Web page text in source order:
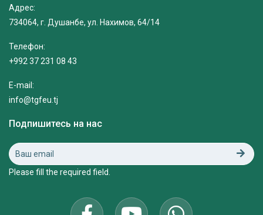
Адрес:
734064, г. Душанбе, ул. Нахимов, 64/14
Телефон:
+992 37 231 08 43
E-mail:
info@tgfeu.tj
Подпишитесь на нас
Please fill the required field.